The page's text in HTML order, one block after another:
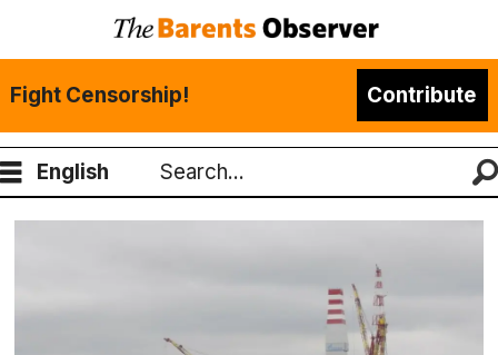
Fight Censorship! Contribute
English
Search